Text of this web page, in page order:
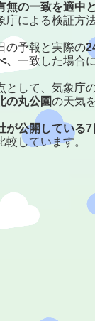
無の一致を適中
庁による検証方
の予報と実際の
、一致した場合
して、気象庁
の丸公園の天気
が公開している
較しています。